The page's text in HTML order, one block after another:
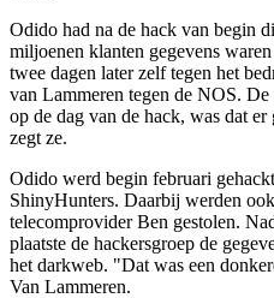
Odido had na de hack van begin
miljoenen klanten gegevens
twee dagen later zelf tegen het
van Lammeren tegen de NOS.
op de dag van de hack, was dat er
zegt ze.
Odido werd begin februari
ShinyHunters. Daarbij werden
telecomprovider Ben gestolen.
plaatste de hackersgroep de
het darkweb. "Dat was een
Van Lammeren.